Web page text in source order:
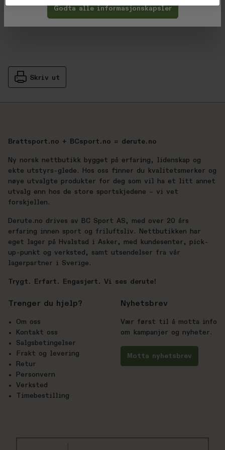
Skriv ut
Brattsport.no + BCsport.no = derute.no
Ny norsk nettbutikk bygget på erfaring, lidenskap og
ekte utstyrs-glede. Hos oss finner du kvalitetsmerker og
nøye utvalgte produkter for deg som vil ha et litt annet
utvalg enn hos de store sportskjedene – vi vet
forskjellen.
Derute.no drives av BC Sport AS, med over 20 års
erfaring innen sport og friluftsliv. Nettbutikken har
eget lager på Hvalstad i Asker, med kundesenter, pick-
up-punkt og verksted, samt utsendelser fra vår
lagerpartner i Sverige.
Trygt. Erfart. Engasjert. Vi ses derute!
Trenger du hjelp?
Om oss
Kontakt oss
Salgsbetingelser
Frakt og levering
Retur
Personvern
Verksted
Timebestilling
Nyhetsbrev
Vær først til å motta info
om kampanjer og nyheter.
Motta nyhetsbrev
Godta alle informasjonskapsler